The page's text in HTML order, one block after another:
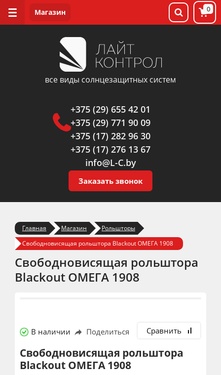
все виды солнцезащитных систем
+375 (29) 655 42 01
+375 (29) 771 90 09
+375 (17) 282 96 30
+375 (17) 276 13 67
info@L-C.by
Заказать звонок
0
Главная Магазин
Рольшторы
Свободновисящая рольштора Blackout ОМЕГА 1908
Свободновисящая рольштора
Blackout ОМЕГА 1908
В наличии Поделиться Сравнить
Свободновисящая рольштора
Blackout ОМЕГА 1908